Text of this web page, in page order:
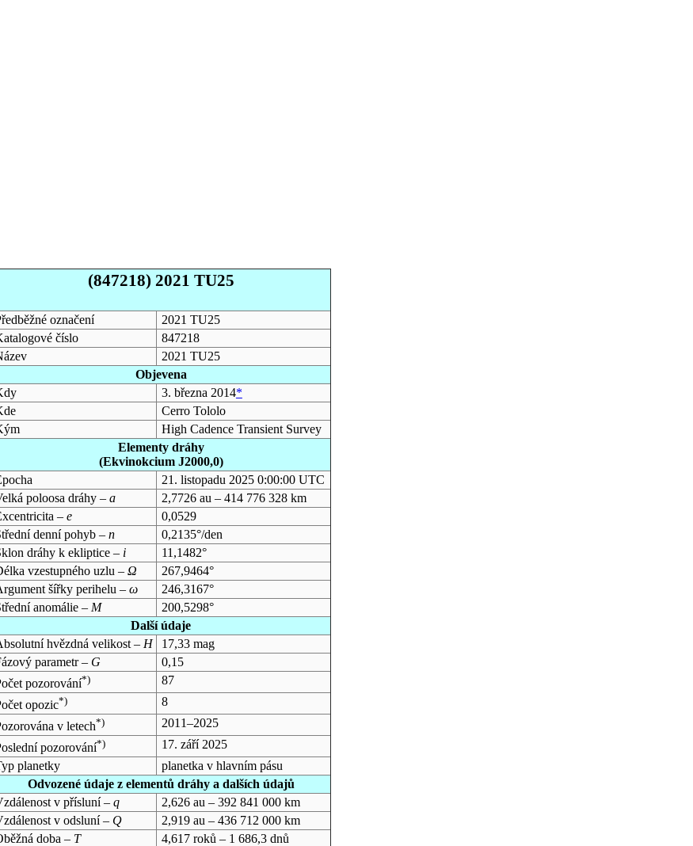
(847218) 2021 TU25
označení
2021 TU25
číslo
847218
2021 TU25
Objevena
3. března 2014*
Cerro Tololo
High Cadence Transient Survey
Elementy dráhy
(Ekvinokcium J2000,0)
21. listopadu 2025 0:00:00 UTC
poloosa dráhy – a
2,7726 au – 414 776 328 km
– e
0,0529
denní pohyb – n
0,2135°/den
dráhy k ekliptice – i
11,1482°
vzestupného uzlu – Ω
267,9464°
šířky perihelu – ω
246,3167°
anomálie – M
200,5298°
Další údaje
hvězdná velikost – H
17,33 mag
parametr – G
0,15
pozorování*)
87
opozic*)
8
v letech*)
2011–2025
pozorování*)
17. září 2025
planetky
planetka v hlavním pásu
Odvozené údaje z elementů dráhy a dalších údajů
v přísluní – q
2,626 au – 392 841 000 km
v odsluní – Q
2,919 au – 436 712 000 km
doba – T
4,617 roků – 1 686,3 dnů